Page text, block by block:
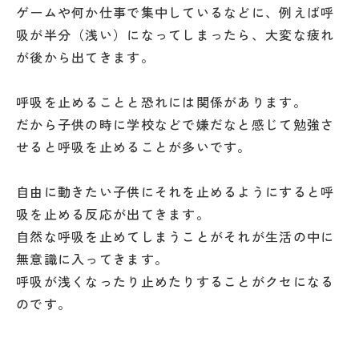
ゲームや何か仕事で集中しているなどに、例えば呼
吸が半分（浅い）になってしまったら、大変な疲れ
が後から出てきます。
呼吸を止めることと恐れには関係があります。
だから子供の時に学校などで嫌だなと感じて勉強さ
せると呼吸を止めることが多いです。
自由に動きたい子供にそれを止めるようにすると呼
吸を止める反応が出てきます。
自然な呼吸を止めてしまうことがそれが生活の中に
無意識に入ってきます。
呼吸が浅くなったり止めたりすることがクセになる
のです。